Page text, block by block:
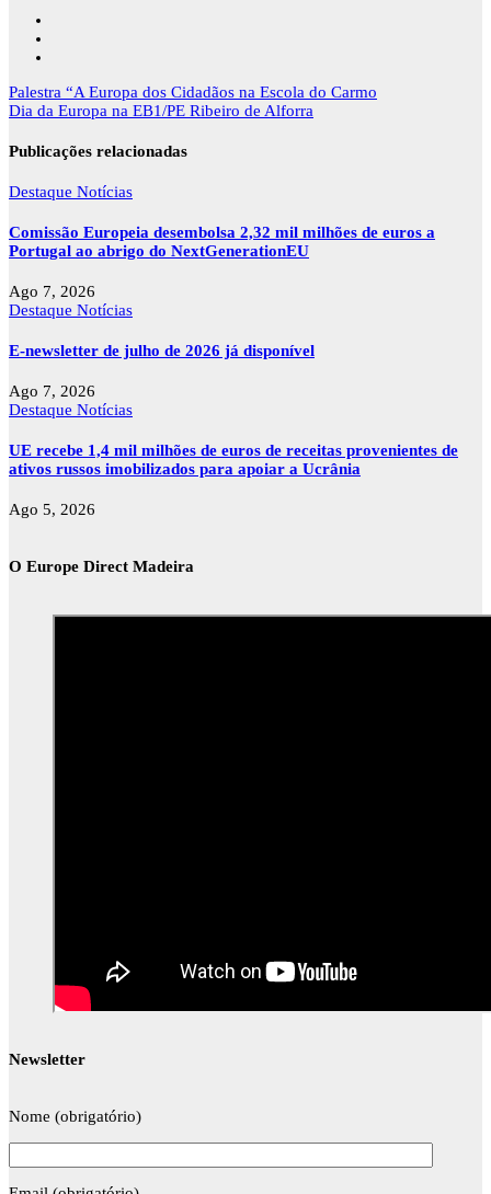
Navegação
de
Palestra “A Europa dos Cidadãos na Escola do Carmo
Dia da Europa na EB1/PE Ribeiro de Alforra
Publicações relacionadas
Destaque Notícias
Comissão Europeia desembolsa 2,32 mil milhões de euros a
Portugal ao abrigo do NextGenerationEU
Ago 7, 2026
Destaque Notícias
E-newsletter de julho de 2026 já disponível
Ago 7, 2026
Destaque Notícias
UE recebe 1,4 mil milhões de euros de receitas provenientes de
ativos russos imobilizados para apoiar a Ucrânia
Ago 5, 2026
O Europe Direct Madeira
Newsletter
Nome (obrigatório)